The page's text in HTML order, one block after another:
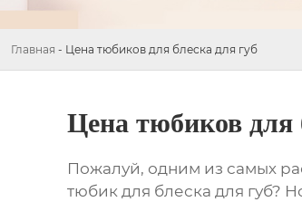
Главная - Цена тюбиков для блеска для губ
Цена тюбиков для
Пожалуй, одним из самых
тюбик для блеска для губ?